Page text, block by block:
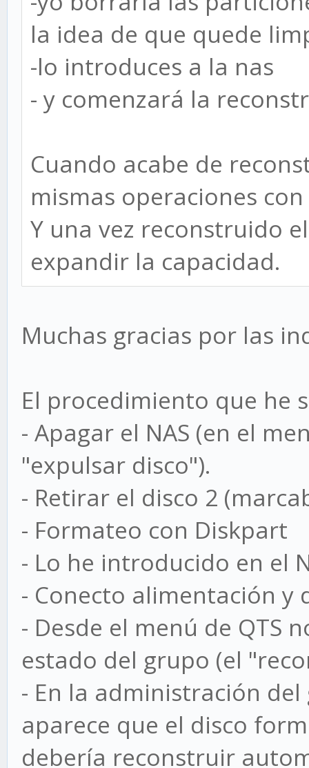
la idea de que quede
-lo introduces a la nas
- y comenzará la
Cuando acabe de
mismas operaciones
Y una vez reconstruido
expandir la capacidad.
Muchas gracias por las
El procedimiento que he
- Apagar el NAS (en el
"expulsar disco").
- Retirar el disco 2
- Formateo con Diskpart
- Lo he introducido en el
- Conecto alimentación
- Desde el menú de QTS
estado del grupo (el
- En la administración
aparece que el disco
debería reconstruir